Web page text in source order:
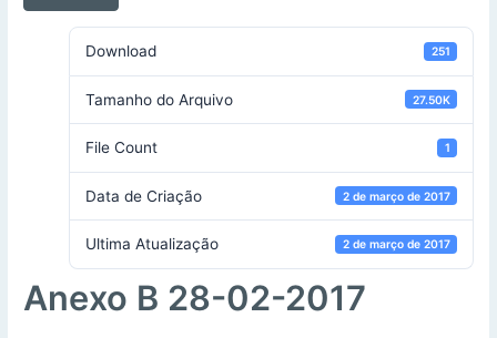
Download 251
Tamanho do Arquivo 27.50K
File Count 1
Data de Criação 2 de março de 2017
Ultima Atualização 2 de março de 2017
Anexo B 28-02-2017